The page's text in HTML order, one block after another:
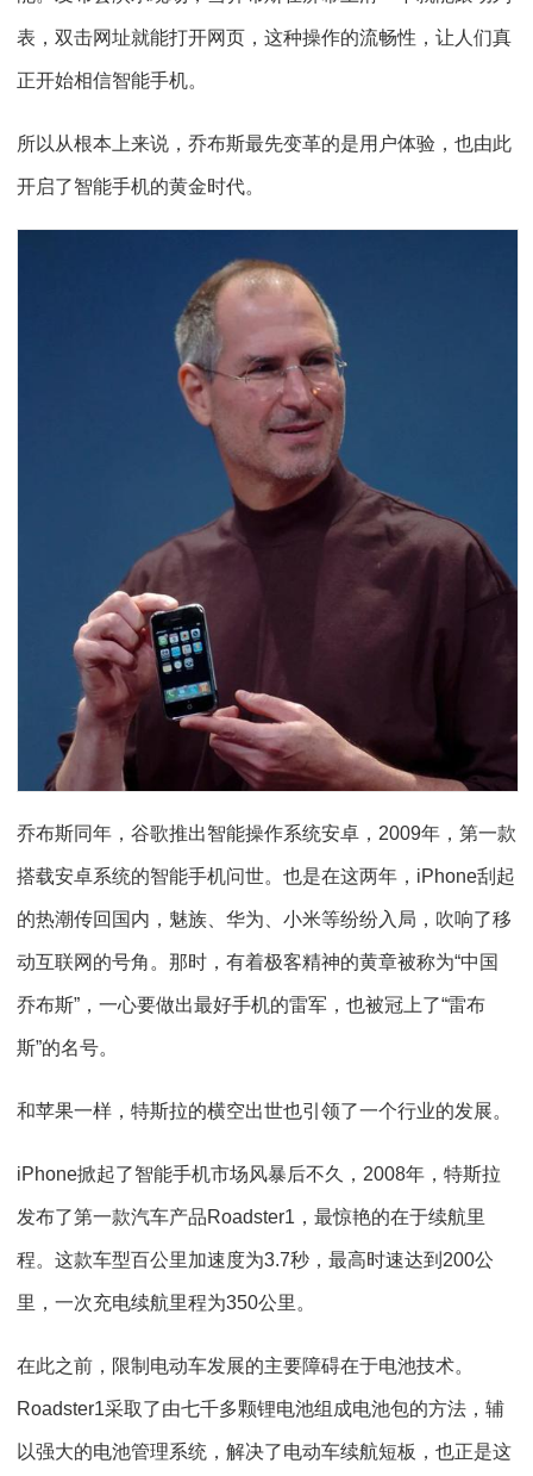
表，双击网址就能打开网页，这种操作的流畅性，让人们真
正开始相信智能手机。
所以从根本上来说，乔布斯最先变革的是用户体验，也由此
开启了智能手机的黄金时代。
乔布斯同年，谷歌推出智能操作系统安卓，2009年，第一款
搭载安卓系统的智能手机问世。也是在这两年，iPhone刮起
的热潮传回国内，魅族、华为、小米等纷纷入局，吹响了移
动互联网的号角。那时，有着极客精神的黄章被称为“中国
乔布斯”，一心要做出最好手机的雷军，也被冠上了“雷布
斯”的名号。
和苹果一样，特斯拉的横空出世也引领了一个行业的发展。
iPhone掀起了智能手机市场风暴后不久，2008年，特斯拉
发布了第一款汽车产品Roadster1，最惊艳的在于续航里
程。这款车型百公里加速度为3.7秒，最高时速达到200公
里，一次充电续航里程为350公里。
在此之前，限制电动车发展的主要障碍在于电池技术。
Roadster1采取了由七千多颗锂电池组成电池包的方法，辅
以强大的电池管理系统，解决了电动车续航短板，也正是这